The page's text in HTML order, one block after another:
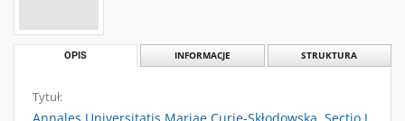
OPIS INFORMACJE STRUKTURA
Tytuł: